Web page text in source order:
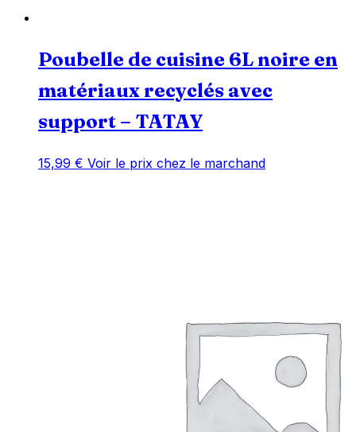
Poubelle de cuisine 6L noire en
matériaux recyclés avec
support – TATAY
15,99 € Voir le prix chez le marchand